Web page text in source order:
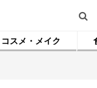
コスメ・メイク